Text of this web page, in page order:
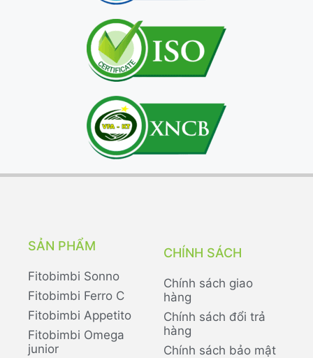
SẢN PHẨM
Fitobimbi Sonno
Fitobimbi Ferro C
Fitobimbi Appetito
Fitobimbi Omega
junior
CHÍNH SÁCH
Chính sách giao
hàng
Chính sách đổi trả
hàng
Chính sách bảo mật